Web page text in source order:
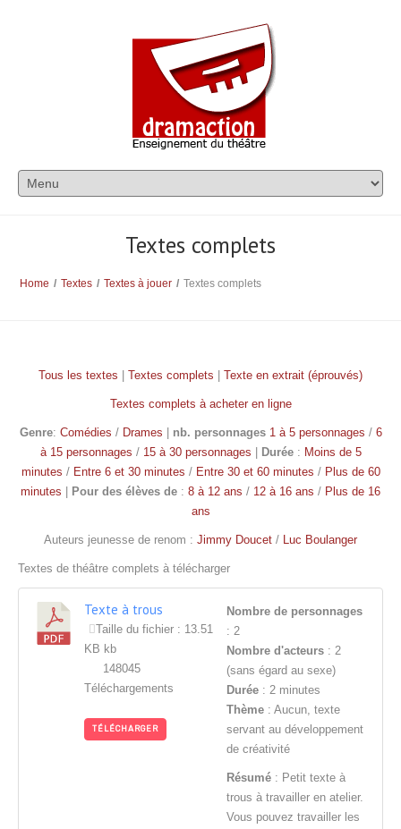
Textes complets
Home / Textes / Textes à jouer / Textes complets
Tous les textes Textes complets Texte en extrait (éprouvés)
Textes complets à acheter en ligne
Genre: Comédies / Drames nb. personnages 1 à 5 personnages / 6
à 15 personnages / 15 à 30 personnages Durée: Moins de 5
minutes / Entre 6 et 30 minutes / Entre 30 et 60 minutes / Plus de 60
minutes
Pour des élèves de : 8 à 12 ans / 12 à 16 ans / Plus de 16
ans
Auteurs jeunesse de renom : Jimmy Doucet / Luc Boulanger
Textes de théâtre complets à télécharger
Texte à trous
Taille du fichier : 13.51
KB kb
148045
Téléchargements
TÉLÉCHARGER
Nombre de personnages
: 2
Nombre d'acteurs : 2
(sans égard au sexe)
Durée : 2 minutes
Thème : Aucun, texte
servant au développement
de créativité
Résumé : Petit texte à
trous à travailler en atelier.
Vous pouvez travailler les